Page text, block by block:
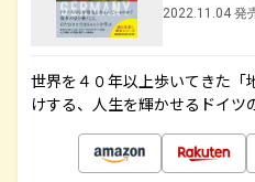
2022.11.04 発
世界を４０年以上歩いてきた「
けする、人生を輝かせるドイツ